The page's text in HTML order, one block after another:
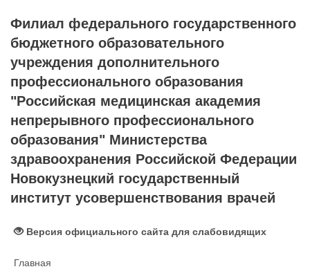
Филиал федерального государственного
бюджетного образовательного
учреждения дополнительного
профессионального образования
"Российская медицинская академия
непрерывного профессионального
образования" Министерства
здравоохранения Российской Федерации
Новокузнецкий государственный
институт усовершенствования врачей
Версия официального сайта для слабовидящих
Главная